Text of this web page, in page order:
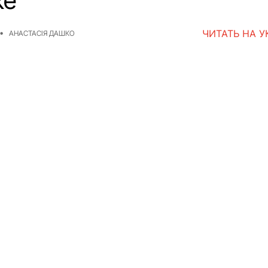
АНАСТАСІЯ ДАШКО ЧИТАТЬ НА